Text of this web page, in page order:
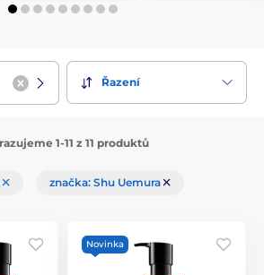
Řazení
1-11 z 11 produktů
značka: Shu Uemura
Novinka